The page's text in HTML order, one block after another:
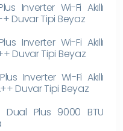
Inverter Wi-Fi Akıllı
Duvar Tipi Beyaz
Inverter Wi-Fi Akıllı
Duvar Tipi Beyaz
Inverter Wi-Fi Akıllı
Duvar Tipi Beyaz
Dual Plus 9000 BTU